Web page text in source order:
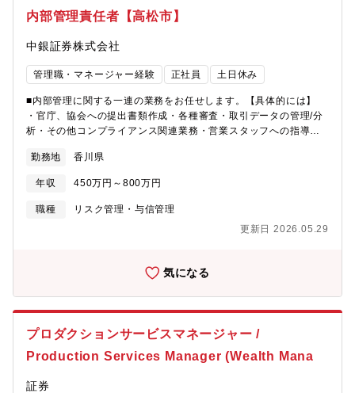
内部管理責任者【高松市】
中銀証券株式会社
管理職・マネージャー経験 正社員 土日休み
■内部管理に関する一連の業務をお任せします。【具体的には】
・官庁、協会への提出書類作成・各種審査・取引データの管理/分
析・その他コンプライアンス関連業務・営業スタッフへの指導・
す。後任者および将来的な後継者を育成するため、長期的に就業
していただける内部管理責任者、または営業管理部署の経験者の
方を募集したいと考えています。 【教育体制】 経験豊富な職員も
多数在籍しているため、入社後しっかりと業務を覚えていただけ
勤務地 香川県
年収 450万円～800万円
職種
リスク管理・与信管理
更新日 2026.05.29
気になる
プロダクションサービスマネージャー /
Production Services Manager (Wealth Mana
証券